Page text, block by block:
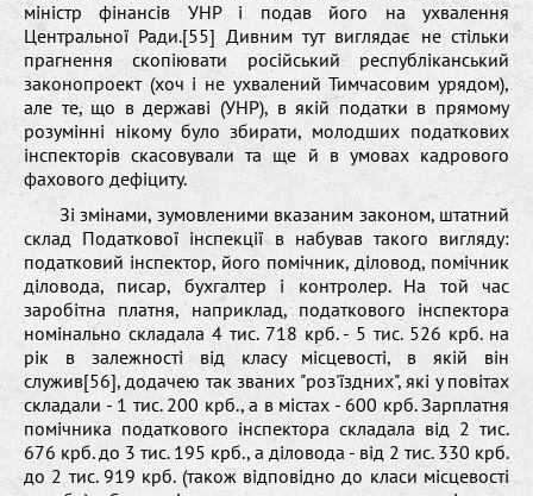
міністр фінансів УНР і подав його на ухвалення
Центральної Ради.[55] Дивним тут виглядає не стільки
прагнення скопіювати російський республіканський
законопроект (хоч і не ухвалений Тимчасовим урядом),
але те, що в державі (УНР), в якій податки в прямому
розумінні нікому було збирати, молодших податкових
інспекторів скасовували та ще й в умовах кадрового
фахового дефіциту.
Зі змінами, зумовленими вказаним законом, штатний
склад Податкової інспекції в набував такого вигляду:
податковий інспектор, його помічник, діловод, помічник
діловода, писар, бухгалтер і контролер. На той час
заробітна платня, наприклад, податкового інспектора
номінально складала 4 тис. 718 крб. - 5 тис. 526 крб. на
рік в залежності від класу місцевості, в якій він
служив[56], додачею так званих "роз'їздних", які у повітах
складали - 1 тис. 200 крб., а в містах - 600 крб. Зарплатня
помічника податкового інспектора складала від 2 тис.
676 крб. до 3 тис. 195 крб., а діловода - від 2 тис. 330 крб.
до 2 тис. 919 крб. (також відповідно до класи місцевості